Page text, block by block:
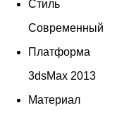
Стиль
Современный
Платформа
3dsMax 2013
Материал